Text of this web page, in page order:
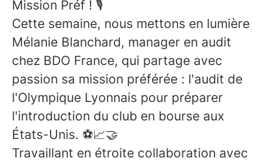
Mission Préf ! 🎙
Cette semaine, nous mettons en lumière
Mélanie Blanchard, manager en audit
chez BDO France, qui partage avec
passion sa mission préférée : l'audit de
l'Olympique Lyonnais pour préparer
l'introduction du club en bourse aux
États-Unis. ⚽📈🤝
Travaillant en étroite collaboration avec